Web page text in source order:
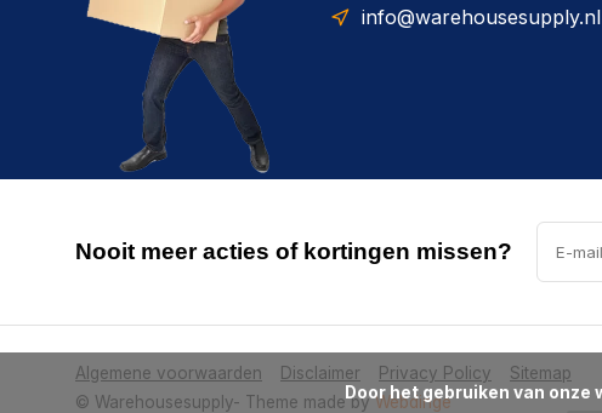
info@warehousesupply.nl
Nooit meer acties of kortingen missen?
Algemene voorwaarden Disclaimer Privacy Policy
Sitemap
© Warehousesupply- Theme made byWebdinge
      Door het gebruiken van onze website, ga je akkoord met het gebruik van cookies om onze website te verbeteren.